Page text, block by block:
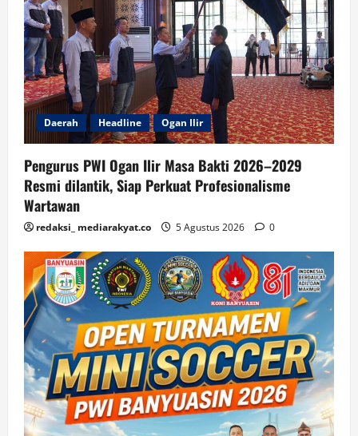
Daerah Headline Ogan Ilir
Pengurus PWI Ogan Ilir Masa Bakti 2026–2029
Resmi dilantik, Siap Perkuat Profesionalisme
Wartawan
redaksi_ mediarakyat.co 5 Agustus 2026 0